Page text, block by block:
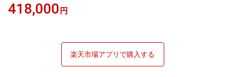
418,000 円
楽天市場アプリで購入する